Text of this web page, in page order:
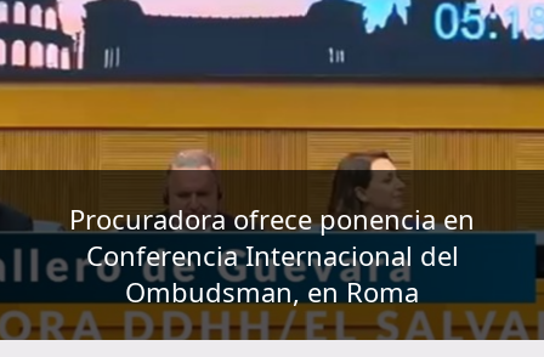
Procuradora ofrece ponencia en
Conferencia Internacional del
Ombudsman, en Roma